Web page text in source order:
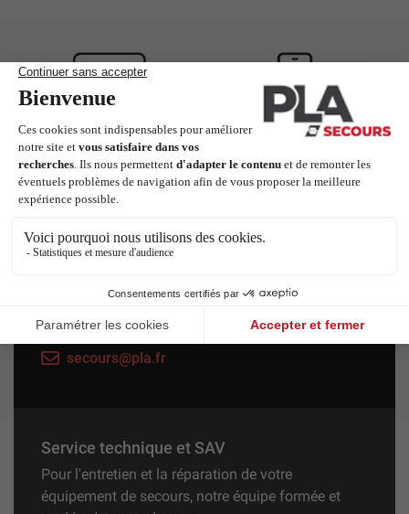
Previous
Paiement sécurisé
3D Secure
Virement instantané
Next
Service client
Une question ? Besoin d'aide sur le site ? Des
+33 (0)4 67 31 81 45
secours@pla.fr
Service technique et SAV
Pour l'entretien et la réparation de votre
équipement de secours, notre équipe formée et